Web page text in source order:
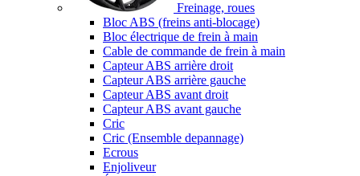
Freinage, roues
Bloc ABS (freins anti-blocage)
Bloc électrique de frein à main
Cable de commande de frein à main
Capteur ABS arrière droit
Capteur ABS arrière gauche
Capteur ABS avant droit
Capteur ABS avant gauche
Cric
Cric (Ensemble depannage)
Ecrous
Enjoliveur